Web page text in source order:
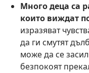
Много деца са
които виждат
изразяват
да ги смутят
може да се
безпокоят